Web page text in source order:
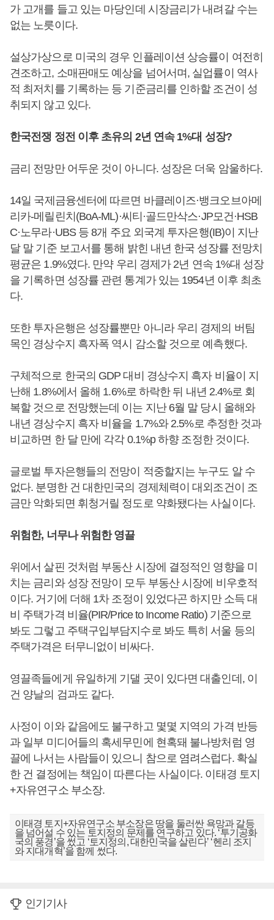
가 고개를 들고 있는 마당인데 시장금리가 내려갈 수는
없는 노릇이다.
설상가상으로 미국의 경우 인플레이션 상승률이 여전히
견조하고, 소매판매도 예상을 넘어서며, 실업률이 역사
적 최저치를 기록하는 등 기준금리를 인하할 조건이 성
취되지 않고 있다.
한국전쟁 정전 이후 초유의 2년 연속 1%대 성장?
금리 전망만 어두운 것이 아니다. 성장은 더욱 암울하다.
14일 국제금융센터에 따르면 바클레이즈·뱅크오브아메
리카-메릴린치(BoA-ML)·씨티·골드만삭스·JP모건·HSB
C·노무라·UBS 등 8개 주요 외국계 투자은행(IB)이 지난
달 말 기준 보고서를 통해 밝힌 내년 한국 성장률 전망치
평균은 1.9%였다. 만약 우리 경제가 2년 연속 1%대 성장
을 기록하면 성장률 관련 통계가 있는 1954년 이후 최초
다.
또한 투자은행은 성장률뿐만 아니라 우리 경제의 버팀
목인 경상수지 흑자폭 역시 감소할 것으로 예측했다.
구체적으로 한국의 GDP 대비 경상수지 흑자 비율이 지
난해 1.8%에서 올해 1.6%로 하락한 뒤 내년 2.4%로 회
복할 것으로 전망했는데 이는 지난 6월 말 당시 올해와
내년 경상수지 흑자 비율을 1.7%와 2.5%로 추정한 것과
비교하면 한 달 만에 각각 0.1%p 하향 조정한 것이다.
글로벌 투자은행들의 전망이 적중할지는 누구도 알 수
없다. 분명한 건 대한민국의 경제체력이 대외조건이 조
금만 악화되면 휘청거릴 정도로 약화됐다는 사실이다.
위험한, 너무나 위험한 영끌
위에서 살핀 것처럼 부동산 시장에 결정적인 영향을 미
치는 금리와 성장 전망이 모두 부동산 시장에 비우호적
이다. 거기에 더해 1차 조정이 있었다곤 하지만 소득 대
비 주택가격 비율(PIR/Price to Income Ratio) 기준으로
봐도 그렇고 주택구입부담지수로 봐도 특히 서울 등의
주택가격은 터무니없이 비싸다.
영끌족들에게 유일하게 기댈 곳이 있다면 대출인데, 이
건 양날의 검과도 같다.
사정이 이와 같음에도 불구하고 몇몇 지역의 가격 반등
과 일부 미디어들의 혹세무민에 현혹돼 불나방처럼 영
끌에 나서는 사람들이 있으니 참으로 염려스럽다. 확실
한 건 결정에는 책임이 따른다는 사실이다. 이태경 토지
+자유연구소 부소장.
이태경 토지+자유연구소 부소장은 땅을 둘러싼 욕망과 갈등
을 넘어설 수 있는 토지정의 문제를 연구하고 있다. ‘투기공화
국의 풍경’을 썼고 ‘토지정의, 대한민국을 살린다’ ‘헨리 조지
와 지대개혁’을 함께 썼다.
인기기사